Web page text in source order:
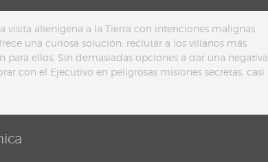
alienígena a la Tierra con intenciones malignas,
una curiosa solución: reclutar a los villanos más
ellos. Sin demasiadas opciones a dar una negativa,
con el Ejecutivo en peligrosas misiones secretas, casi